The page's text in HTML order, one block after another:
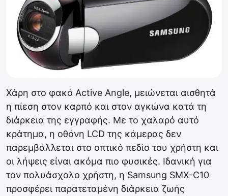
Χάρη στο φακό Active Angle, μειώνεται αισθητά
η πίεση στον καρπό και στον αγκώνα κατά τη
διάρκεια της εγγραφής. Με το χαλαρό αυτό
κράτημα, η οθόνη LCD της κάμερας δεν
παρεμβάλλεται στο οπτικό πεδίο του χρήστη και
οι λήψεις είναι ακόμα πιο φυσικές. Ιδανική για
τον πολυάσχολο χρήστη, η Samsung SMX-C10
προσφέρει παρατεταμένη διάρκεια ζωής